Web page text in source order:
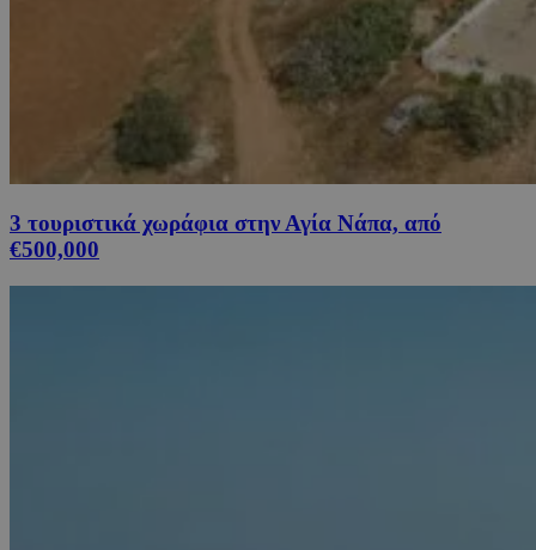
3 τουριστικά χωράφια στην Αγία Νάπα, από
€500,000